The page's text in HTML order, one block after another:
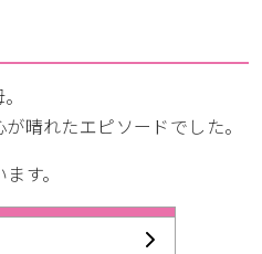
晴れたエピソードでした。
す。